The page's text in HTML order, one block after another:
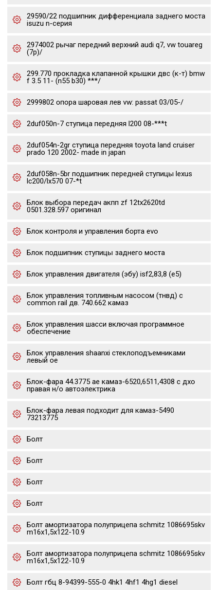
29590/22 подшипник дифференциала заднего моста
isuzu n-серия
2974002 рычаг передний верхний audi q7, vw touareg
(7p)/
299.770 прокладка клапанной крышки двс (к-т) bmw
f 3.5 11- (n55 b30) ***/
2999802 опора шаровая лев vw: passat 03/05-/
2duf050n-7 ступица передняя l200 08-***t
2duf054n-2gr ступица передняя toyota land cruiser
prado 120 2002- made in japan
2duf058n-5br подшипник передней ступицы lexus
lc200/lx570 07-*t
Блок выбора передач акпп zf 12tx2620td
0501.328.597 оригинал
Блок контроля и управления борта evo
Блок подшипник ступицы заднего моста
Блок управления двигателя (эбу) isf2,83,8 (е5)
Блок управления топливным насосом (тнвд) с
common rail дв. 740.662 камаз
Блок управления шасси включая программное
обеспечение
Блок управления shaanxi стеклоподъемниками
левый oe
Блок-фара 44.3775 ae камаз-6520,6511,4308 с дхо
правая н/о автоэлектрика
Блок-фара левая подходит для камаз-5490
73213775
Болт
Болт
Болт
Болт
Болт амортизатора полуприцепа schmitz 1086695skv
m16x1,5х122-10.9
Болт амортизатора полуприцепа schmitz 1086695skv
m16x1,5х122-10.9
Болт гбц 8-94399-555-0 4hk1 4hf1 4hg1 diesel